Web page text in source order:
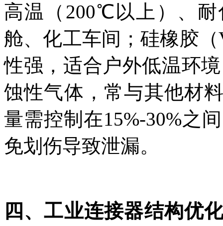
高温（200℃以上）、
舱、化工车间；硅橡胶
性强，适合户外低温环
蚀性气体，常与其他材
量需控制在15%-30%之
免划伤导致泄漏。
四、工业连接器结构优